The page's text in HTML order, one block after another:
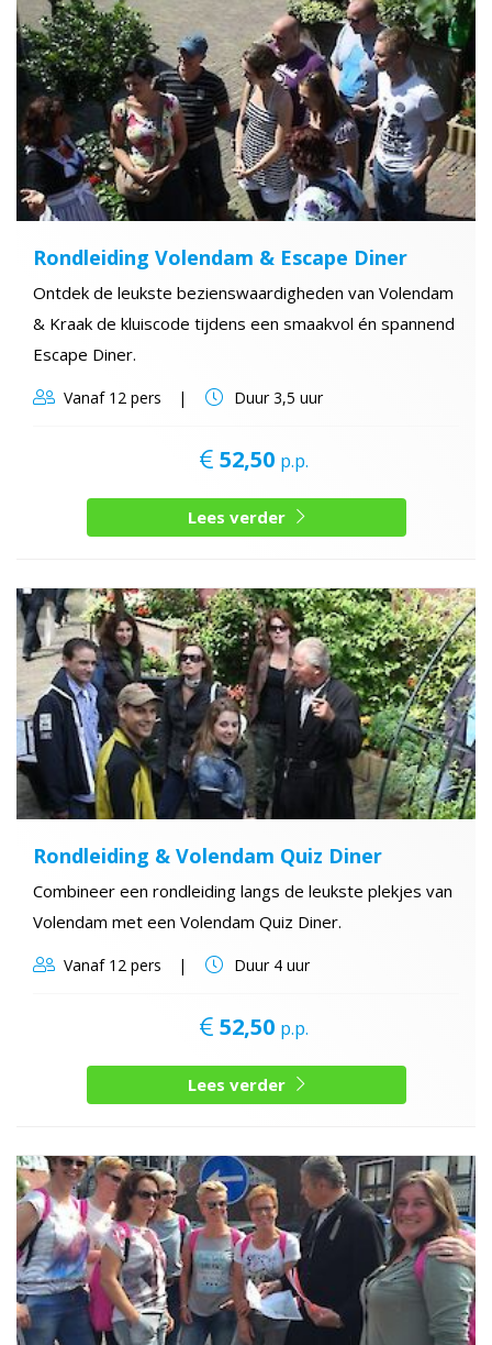
Rondleiding Volendam & Escape Diner
Ontdek de leukste bezienswaardigheden van Volendam
& Kraak de kluiscode tijdens een smaakvol én spannend
Escape Diner.
Vanaf12 pers Duur3,5 uur
52,50 p.p.
Lees verder
Rondleiding & Volendam Quiz Diner
Combineer een rondleiding langs de leukste plekjes van
Volendam met een Volendam Quiz Diner.
Vanaf12 pers Duur4 uur
52,50 p.p.
Lees verder